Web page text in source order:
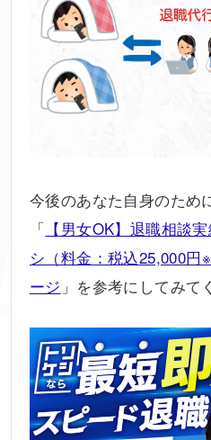
今後のあなた自身のため
「 【男女OK】退職相談
シ（料金：税込25,000円
ージ 」を参考にしてみて